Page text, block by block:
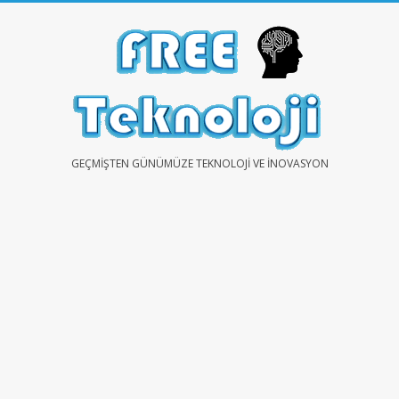
FREEGEÇMIŞTEN GÜNÜMÜZE TEKNOLOJI VE İNOVASYON